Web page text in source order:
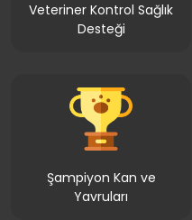
Veteriner Kontrol Sağlık
Desteği
Şampiyon Kan ve
Yavruları